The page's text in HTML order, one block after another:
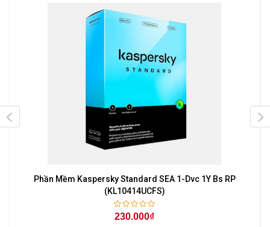
Phần Mềm Kaspersky Standard SEA 1-Dvc 1Y Bs RP
(KL10414UCFS)
230.000₫